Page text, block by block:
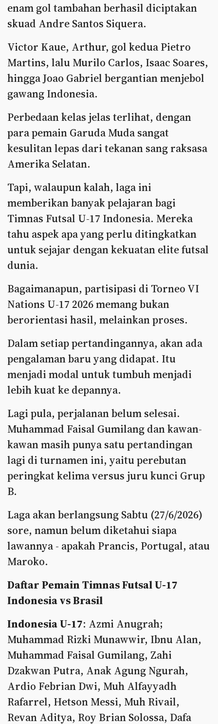
enam gol tambahan berhasil diciptakan
skuad Andre Santos Siquera.
Victor Kaue, Arthur, gol kedua Pietro
Martins, lalu Murilo Carlos, Isaac Soares,
hingga Joao Gabriel bergantian menjebol
gawang Indonesia.
Perbedaan kelas jelas terlihat, dengan
para pemain Garuda Muda sangat
kesulitan lepas dari tekanan sang raksasa
Amerika Selatan.
Tapi, walaupun kalah, laga ini
memberikan banyak pelajaran bagi
Timnas Futsal U-17 Indonesia. Mereka
tahu aspek apa yang perlu ditingkatkan
untuk sejajar dengan kekuatan elite futsal
dunia.
Bagaimanapun, partisipasi di Torneo VI
Nations U-17 2026 memang bukan
berorientasi hasil, melainkan proses.
Dalam setiap pertandingannya, akan ada
pengalaman baru yang didapat. Itu
menjadi modal untuk tumbuh menjadi
lebih kuat ke depannya.
Lagi pula, perjalanan belum selesai.
Muhammad Faisal Gumilang dan kawan-
kawan masih punya satu pertandingan
lagi di turnamen ini, yaitu perebutan
peringkat kelima versus juru kunci Grup
B.
Laga akan berlangsung Sabtu (27/6/2026)
sore, namun belum diketahui siapa
lawannya - apakah Prancis, Portugal, atau
Maroko.
Daftar Pemain Timnas Futsal U-17
Indonesia vs Brasil
Indonesia U-17: Azmi Anugrah;
Muhammad Rizki Munawwir, Ibnu Alan,
Muhammad Faisal Gumilang, Zahi
Dzakwan Putra, Anak Agung Ngurah,
Ardio Febrian Dwi, Muh Alfayyadh
Rafarrel, Hetson Messi, Muh Rivail,
Revan Aditya, Roy Brian Solossa, Dafa